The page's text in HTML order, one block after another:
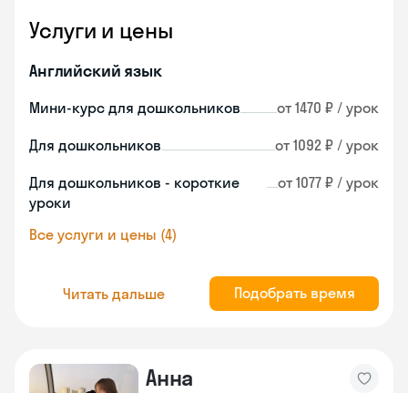
Услуги и цены
Английский язык
Мини-курс для дошкольников от 1470 ₽ / урок
Для дошкольников от 1092 ₽ / урок
Для дошкольников - короткие
уроки
от 1077 ₽ / урок
Все услуги и цены (4)
Читать дальше Подобрать время
Анна